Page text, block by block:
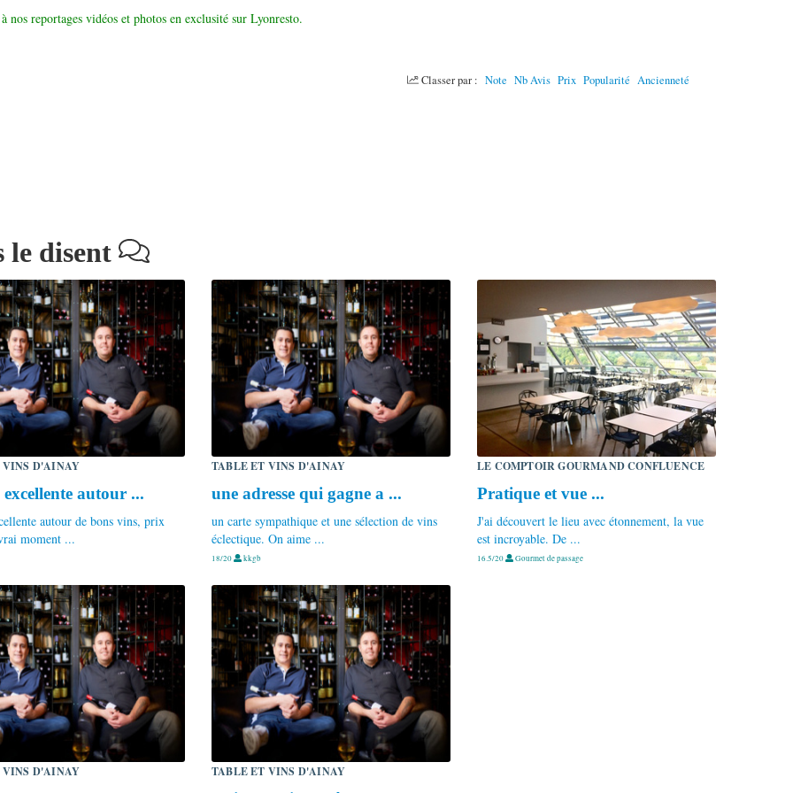
reportages vidéos et photos en exclusité sur Lyonresto.
Classer par : Note Nb Avis Prix Popularité Ancienneté
le disent
VINS D'AINAY
autour ...
autour de bons vins, prix
moment ...
TABLE ET VINS D'AINAY
une adresse qui gagne a ...
un carte sympathique et une sélection de vins
éclectique. On aime ...
18/20 kkgb
LE COMPTOIR GOURMAND CONFLUENCE
Pratique et vue ...
J'ai découvert le lieu avec étonnement, la vue
est incroyable. De ...
16.5/20 Gourmet de passage
VINS D'AINAY TABLE ET VINS D'AINAY